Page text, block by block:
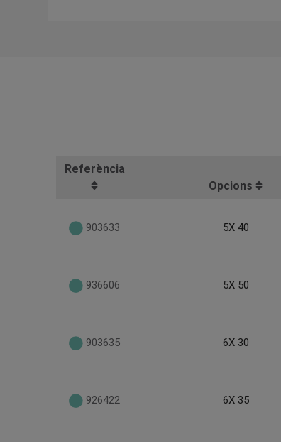
Referència
Opcions
903633 5X 40
936606 5X 50
903635 6X 30
926422 6X 35